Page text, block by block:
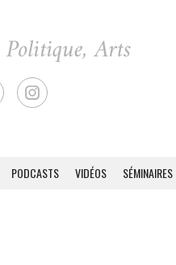
PODCASTS VIDÉOS SÉMINAIRES